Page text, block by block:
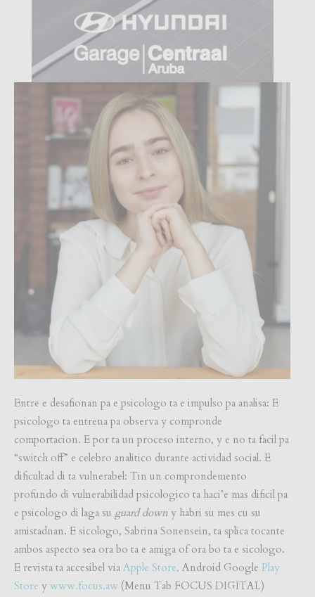
Entre e desafionan pa e psicologo ta e impulso pa analisa: E
psicologo ta entrena pa observa y compronde
comportacion. E por ta un proceso interno, y e no ta facil pa
“switch off” e celebro analitico durante actividad social. E
dificultad di ta vulnerabel: Tin un comprondemento
profundo di vulnerabilidad psicologico ta haci’e mas dificil pa
e psicologo di laga su guard down y habri su mes cu su
amistadnan. E sicologo, Sabrina Sonensein, ta splica tocante
ambos aspecto sea ora bo ta e amiga of ora bo ta e sicologo.
E revista ta accesibel via Apple Store, Android Google Play
Store y www.focus.aw (Menu Tab FOCUS DIGITAL)